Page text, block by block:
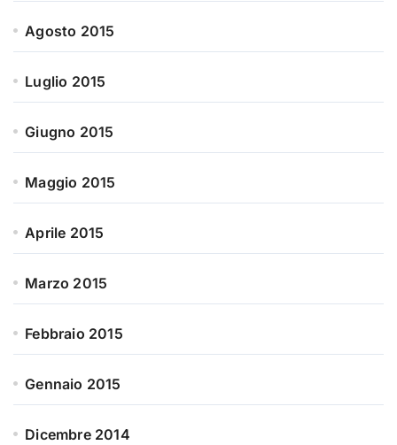
Agosto 2015
Luglio 2015
Giugno 2015
Maggio 2015
Aprile 2015
Marzo 2015
Febbraio 2015
Gennaio 2015
Dicembre 2014